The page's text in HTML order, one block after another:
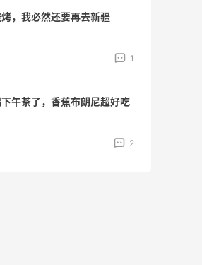
，我必然还要再去新疆
1
午茶了，香蕉布朗尼超好吃
2